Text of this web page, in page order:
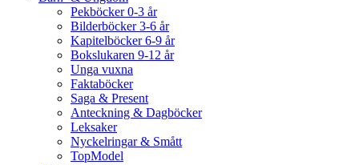
Pekböcker 0-3 år
Bilderböcker 3-6 år
Kapitelböcker 6-9 år
Bokslukaren 9-12 år
Unga vuxna
Faktaböcker
Saga & Present
Anteckning & Dagböcker
Leksaker
Nyckelringar & Smått
TopModel